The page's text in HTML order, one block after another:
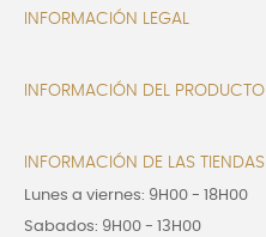
INFORMACIÓN LEGAL
INFORMACIÓN DEL PRODUCTO
INFORMACIÓN DE LAS TIENDAS
Lunes a viernes: 9H00 - 18H00
Sabados: 9H00 - 13H00